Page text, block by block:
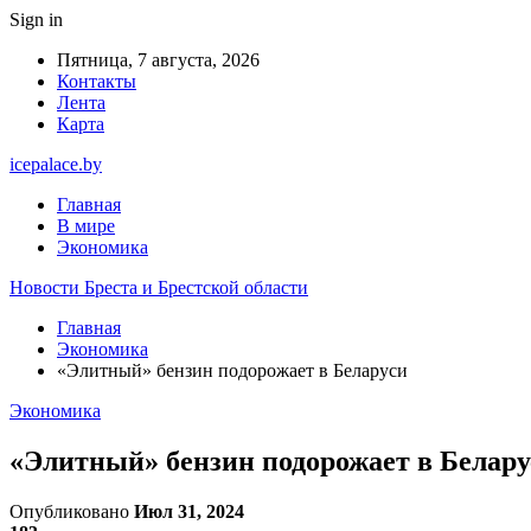
Sign in
Пятница, 7 августа, 2026
Контакты
Лента
Карта
icepalace.by
Главная
В мире
Экономика
Новости Бреста и Брестской области
Главная
Экономика
«Элитный» бензин подорожает в Беларуси
Экономика
«Элитный» бензин подорожает в
Опубликовано Июл 31, 2024